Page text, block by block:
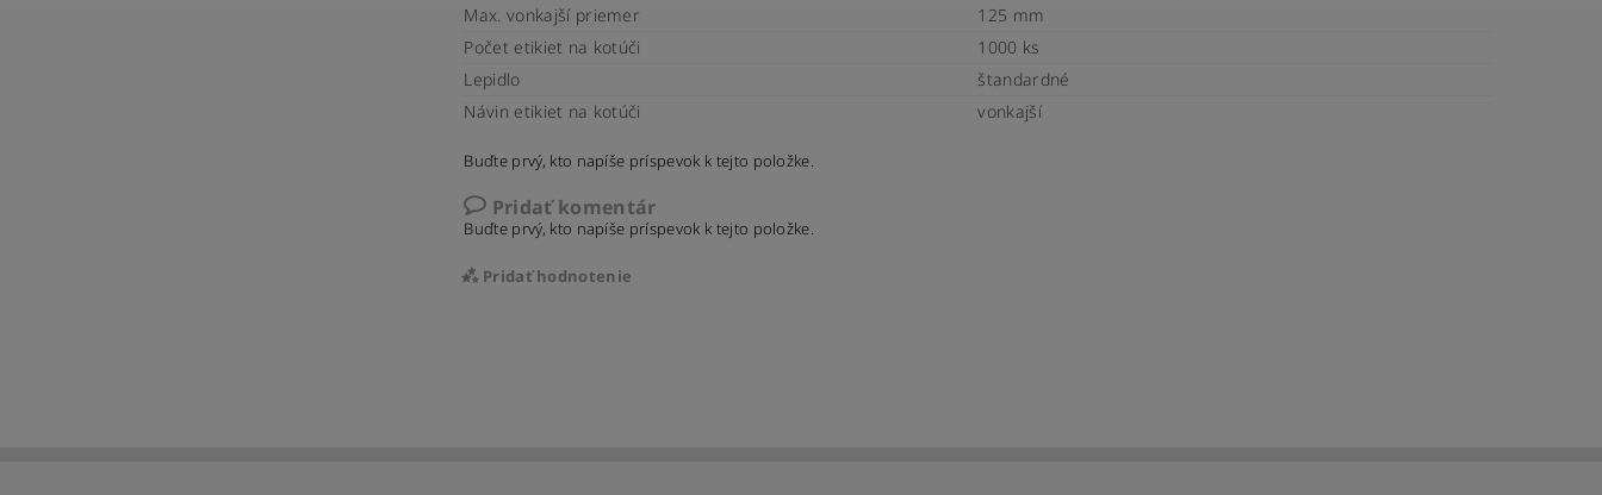
Max. vonkajší priemer
125 mm
Počet etikiet na kotúči
1000 ks
Lepidlo
štandardné
Návin etikiet na kotúči
vonkajší
Buďte prvý, kto napíše príspevok k tejto položke.
Pridať komentár
Buďte prvý, kto napíše príspevok k tejto položke.
Pridať hodnotenie